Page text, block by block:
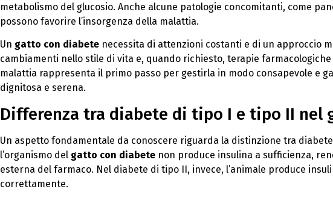
metabolismo del glucosio. Anche alcune patologie concomitanti, come
possono favorire l’insorgenza della malattia.
Un gatto con diabete necessita di attenzioni costanti e di un approccio
cambiamenti nello stile di vita e, quando richiesto, terapie
malattia rappresenta il primo passo per gestirla in modo consapevole e
dignitosa e serena.
Differenza tra diabete di tipo I e tipo II nel
Un aspetto fondamentale da conoscere riguarda la distinzione tra
l’organismo del gatto con diabete non produce insulina a sufficienza,
esterna del farmaco. Nel diabete di tipo II, invece, l’animale produce
correttamente.